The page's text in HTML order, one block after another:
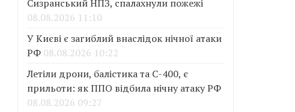
Сизранський НПЗ, спалахнули пожежі
08.08.2026 11:10
У Києві є загиблий внаслідок нічної атаки
РФ 08.08.2026 10:22
Летіли дрони, балістика та С-400, є
прильоти: як ППО відбила нічну атаку РФ
08.08.2026 09:27